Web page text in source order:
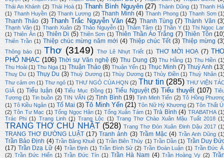
Thái An Khánh (2) Thái Hoà (1) Thanh Bình Nguyên (27) Thành Dũng (1) Thanh
(1) Thanh Huyền (2) Thanh Lương (2) Thanh Minh (4) Thanh Phong (1) Thanh Sơn
Thanh Thảo (3) Thanh Trắc Nguyễn Văn (42) Thanh Tùng (7) Thành Văn
Thạnh Văn (1) Thanh Xuân (2) Thảo Nguyễn (1) Thâm Tâm (1) Thần Y (1) Thi Ngọc
(1) Thiên Ân (1) Thiên Di (5) Thiên Sơn (1) Thiên Thần Áo Trắng (7) Thiên Tôn
Thiên Trần (1) Thiệp chúc mừng năm mới (4) Thiệp chúc Tết (3) Thiệp mừng
Thông báo (1) Thơ (3149) Thơ Lê Nhựt Triết (1) THƠ MỜI HOẠ (7)
PHỔ NHẠC (106) Thời sự Văn nghệ (6) Thu Dung (3) Thu Hằng (1) Thu Hiền
Thu Hoài (1) Thu Nga (1) Thuận Thảo (8) Thuận Yến (1) Thục Minh (7) Thuỳ Anh
Thuỵ Du (1) Thụy Du (3) Thuỳ Dương (1) Thùy Dương (1) Thủy Điền (1) Thuỳ Nhân
Thư cảm ơn (1) Thư ngỏ (1) THƯ NGỎ CỦA HQN (2) Thư tin (285) THƯ VIỆN
GIẢ (1) Tiểu luận (4) Tiểu Mục Đồng (1) Tiểu Nguyệt (5) Tiểu thuyết (107)
Tương (1) Tin buồn (2) TIN VĂN (2) Tịnh Bình (19) Tịnh Minh Tiến (2) Tô Hồng
(1) Tô Kiều Ngân (1) Tố Mai (3) Tô Minh Yến (21) Tôn Nữ Hỷ Khương (2) Tôn Thất
(2) Tôn Tư Mạc (1) Tống Ngọc Hân (1) Tống Xuân Tám (1) Trà Bình (4) TRABATHA
Trác Phi (1) Trang Linh (1) Trang Lộc (1) Trang Thơ Chào Xuân Mậu Tuất 2018
TRANG THƠ CHỦ NHẬT (528) Trang Thơ Đón Xuân Đinh Dậu 2017
TRANG THƠ ĐƯỜNG LUẬT (17) Tranh ảnh (3) Trầm Mặc (4) Trần Anh Dũng
Trần Bảo Định (4) Trần Băng Khuê (1) Trần Biên Thùy (1) Trần Dần (1) Trần Duy
(17) Trần Dzạ Lữ (4) Trần Định (1) Trần Đình Sử (2) Trần Đoàn Luận (1) Trần Đức
(2) Trần Đức Hiển (1) Trần Đức Tín (1) Trần Hà Nam (4) Trần Hoàng Vy (2)